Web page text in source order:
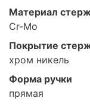
Материал
Cr-Mo
Покрытие
хром никель
Форма ручки
прямая